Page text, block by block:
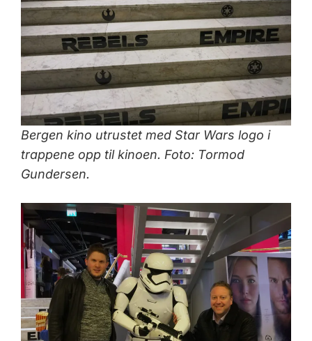
Bergen kino utrustet med Star Wars logo i
trappene opp til kinoen. Foto: Tormod
Gundersen.